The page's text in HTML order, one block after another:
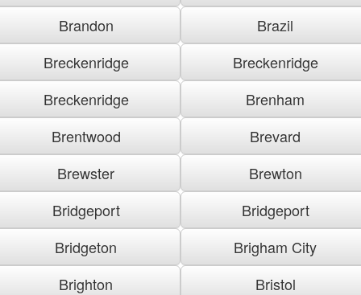
Brandon
Brazil
Breckenridge
Breckenridge
Breckenridge
Brenham
Brentwood
Brevard
Brewster
Brewton
Bridgeport
Bridgeport
Bridgeton
Brigham City
Brighton
Bristol